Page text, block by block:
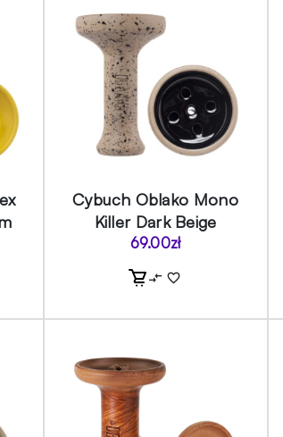
Cybuch Oblako Mono
Killer Dark Beige
69.00zł